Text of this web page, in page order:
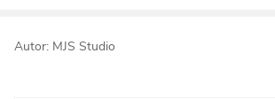
Autor: MJS Studio